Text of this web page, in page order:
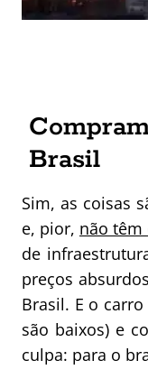
Brasil
Sim, as coisas
e, pior, não têm
de
preços
Brasil. E o
são baixos) e
culpa: para o